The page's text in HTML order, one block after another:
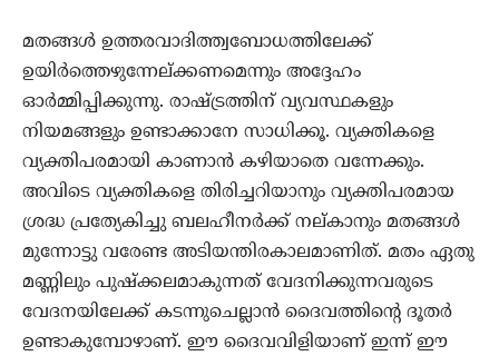
മതങ്ങള്‍ ഉത്തരവാദിത്ത്വബോധത്തിലേക്ക്
ഉയിര്‍ത്തെഴുന്നേല്ക്കണമെന്നും അദ്ദേഹം
ഓര്‍മ്മിപ്പിക്കുന്നു. രാഷ്ട്രത്തിന് വ്യവസ്ഥകളും
നിയമങ്ങളും ഉണ്ടാക്കാനേ സാധിക്കൂ. വ്യക്തികളെ
വ്യക്തിപരമായി കാണാന്‍ കഴിയാതെ വന്നേക്കും.
അവിടെ വ്യക്തികളെ തിരിച്ചറിയാനും വ്യക്തിപരമായ
ശ്രദ്ധ പ്രത്യേകിച്ചു ബലഹീനര്‍ക്ക് നല്കാനും മതങ്ങള്‍
മുന്നോട്ടു വരേണ്ട അടിയന്തിരകാലമാണിത്. മതം ഏതു
മണ്ണിലും പുഷ്‌ക്കലമാകുന്നത് വേദനിക്കുന്നവരുടെ
വേദനയിലേക്ക് കടന്നുചെല്ലാന്‍ ദൈവത്തിന്റെ ദൂതര്‍
ഉണ്ടാകുമ്പോഴാണ്. ഈ ദൈവവിളിയാണ് ഇന്ന് ഈ